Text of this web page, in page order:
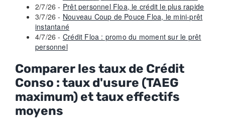
2/7/26 - Prêt personnel Floa, le crédit le plus rapide
3/7/26 - Nouveau Coup de Pouce Floa, le mini-prêt
instantané
4/7/26 - Crédit Floa : promo du moment sur le prêt
personnel
Comparer les taux de Crédit
Conso : taux d'usure (TAEG
maximum) et taux effectifs
moyens